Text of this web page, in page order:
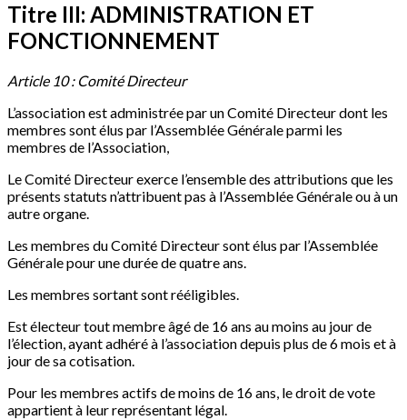
Titre III: ADMINISTRATION ET
FONCTIONNEMENT
Article 10 : Comité Directeur
L’association est administrée par un Comité Directeur dont les
membres sont élus par l’Assemblée Générale parmi les
membres de l’Association,
Le Comité Directeur exerce l’ensemble des attributions que les
présents statuts n’attribuent pas à l’Assemblée Générale ou à un
autre organe.
Les membres du Comité Directeur sont élus par l’Assemblée
Générale pour une durée de quatre ans.
Les membres sortant sont rééligibles.
Est électeur tout membre âgé de 16 ans au moins au jour de
l’élection, ayant adhéré à l’association depuis plus de 6 mois et à
jour de sa cotisation.
Pour les membres actifs de moins de 16 ans, le droit de vote
appartient à leur représentant légal.